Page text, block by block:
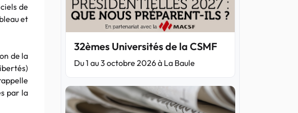
de
et
de la
par la
32èmes Universités de la CSMF
Du 1 au 3 octobre 2026 à La Baule